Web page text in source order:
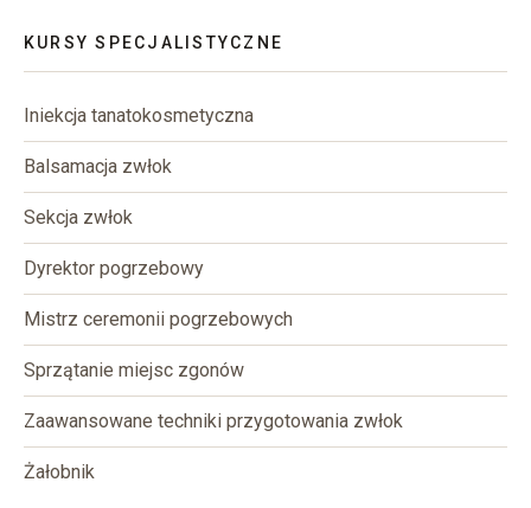
KURSY SPECJALISTYCZNE
Iniekcja tanatokosmetyczna
Balsamacja zwłok
Sekcja zwłok
Dyrektor pogrzebowy
Mistrz ceremonii pogrzebowych
Sprzątanie miejsc zgonów
Zaawansowane techniki przygotowania zwłok
Żałobnik